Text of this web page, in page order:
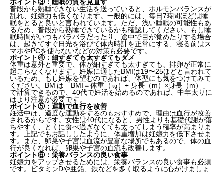
ポイント③：睡眠の質を見直す
普段から熟睡できない生活を送っていると、ホルモンバランスが
乱れ、妊娠力も低くなります。一般的には、毎日7時間ほどは睡
眠をとると良いと言われています。ただ、浅い睡眠の可能性もあ
るため、普段から熟睡できているかも確認してください。もし睡
眠時間がいつもバラバラだったり、途中で目が覚めたりする場合
は、起きてすぐ日光を浴びて体内時計を正常にする、寝る前はス
マホやPCを使わないなどの対策も必要です。
ポイント④：細すぎても太すぎてもダメ
体重は意外と重要で、体が細すぎても太すぎても、排卵が正常に
起こらなくなります。妊娠に適したBMIは19〜25ほどと言われて
いるため、もし妊娠を望むのであれば、体型にも気をつけてみて
ください。BMIは「BMI＝体重（㎏）÷ 身長（m）×身長（m）」
で計算できるので、40代で妊活を始めるのであれば、中年太りに
はより注意が必要です。
ポイント⑤：運動で血行を改善
妊活中は、適度な運動をするのもおすすめで、理由は血行が改善
されるからです。女性は40代になると、男性よりも基礎代謝が落
ちやすく、とくに食べ過ぎなくても太ってしまう確率が高まりま
す。上記でもお話ししたように、体重増加は妊娠力を低下させま
す。また、卵巣や子宮は血流が豊富な場所でもあるので、体の血
行が良くなれば、卵巣や子宮の血流も改善します。
ポイント⑥：栄養バランスの良い食事
妊娠力をアップさせるためには、栄養バランスの良い食事も必須
です。ビタミンDや亜鉛、鉄などを多く取るように心がけましょ